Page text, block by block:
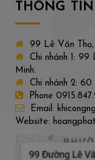
THÔNG
99 Lê Văn
Chi nhánh 1:
Minh.
Chi nhánh 2: 60
Phone
Email:
Website: